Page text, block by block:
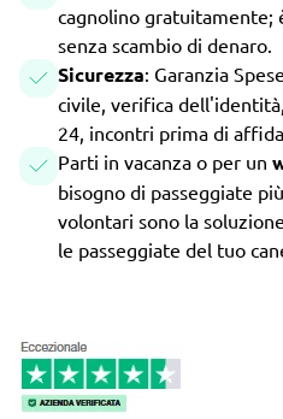
cagnolino gratuitamente;
senza scambio di denaro.
Sicurezza: Garanzia
civile, verifica
24, incontri prima di
Parti in vacanza o per un
bisogno di passeggiate
volontari sono la
le passeggiate del tuo